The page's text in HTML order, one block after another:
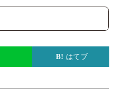
はてブ